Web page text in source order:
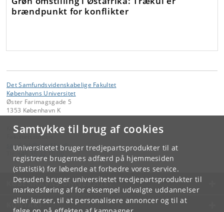
Samtykke til brug af cookies
Universitetet bruger tredjepartsprodukter til at
registrere brugernes adfærd på hjemmesiden
(statistik) for løbende at forbedre vores service.
Desuden bruger universitetet tredjepartsprodukter til
markedsføring af for eksempel udvalgte uddannelser
eller kurser, til at personalisere annoncer og til at
brændpunkt for konflikter
Det Samfundsvidenskabelige Fakultet
Københavns Universitet
Øster Farimagsgade 5
1353 København K
Kontakt:
Fakultetsstaben
samf-fak @samf.ku.dk
KØBENHAVNS UNIVERSITET
KONTAKT